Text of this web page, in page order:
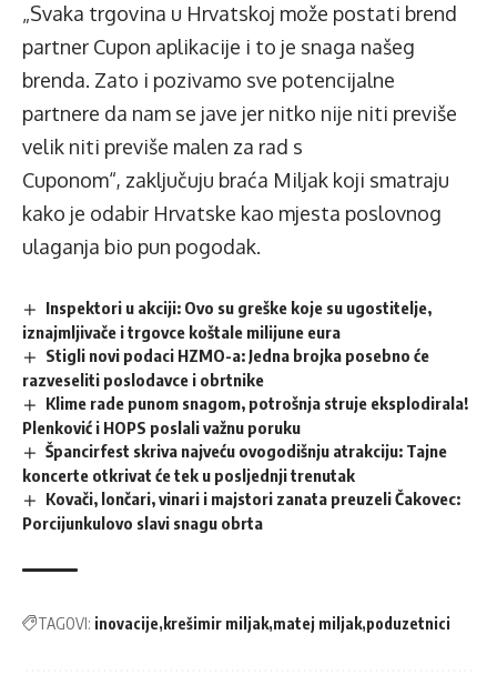
„Svaka trgovina u Hrvatskoj može postati brend
partner Cupon aplikacije i to je snaga našeg
brenda. Zato i pozivamo sve potencijalne
partnere da nam se jave jer nitko nije niti previše
velik niti previše malen za rad s
Cuponom“, zaključuju braća Miljak koji smatraju
kako je odabir Hrvatske kao mjesta poslovnog
ulaganja bio pun pogodak.
Inspektori u akciji: Ovo su greške koje su ugostitelje,
iznajmljivače i trgovce koštale milijune eura
Stigli novi podaci HZMO-a: Jedna brojka posebno će
razveseliti poslodavce i obrtnike
Klime rade punom snagom, potrošnja struje eksplodirala!
Plenković i HOPS poslali važnu poruku
Špancirfest skriva najveću ovogodišnju atrakciju: Tajne
koncerte otkrivat će tek u posljednji trenutak
Kovači, lončari, vinari i majstori zanata preuzeli Čakovec:
Porcijunkulovo slavi snagu obrta
TAGOVI: inovacije krešimir miljak matej miljak poduzetnici